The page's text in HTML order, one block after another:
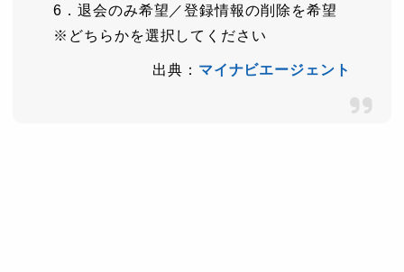
6．退会のみ希望／登録情報の削除を希望
※どちらかを選択してください
出典： マイナビエージェント